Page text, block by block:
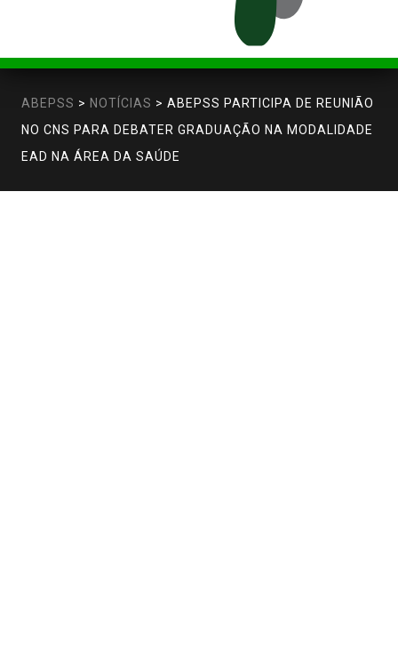
ABEPSS > NOTÍCIAS > ABEPSS PARTICIPA DE REUNIÃO
NO CNS PARA DEBATER GRADUAÇÃO NA MODALIDADE
EAD NA ÁREA DA SAÚDE